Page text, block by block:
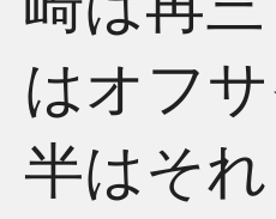
はオフ
半はそ